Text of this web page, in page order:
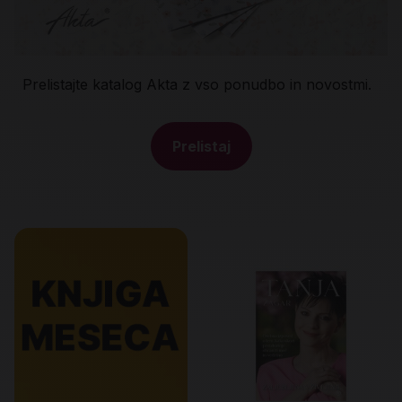
Prelistajte katalog Akta z vso ponudbo in novostmi.
Prelistaj